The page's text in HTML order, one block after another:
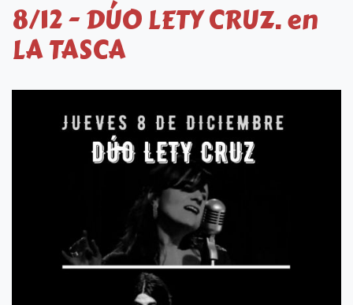
8/12 - DÚO LETY CRUZ. en
LA TASCA